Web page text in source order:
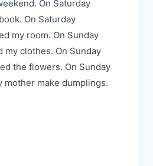
On Saturday
On Saturday
my room. On Sunday
my clothes. On Sunday
the flowers. On Sunday
mother make dumplings.